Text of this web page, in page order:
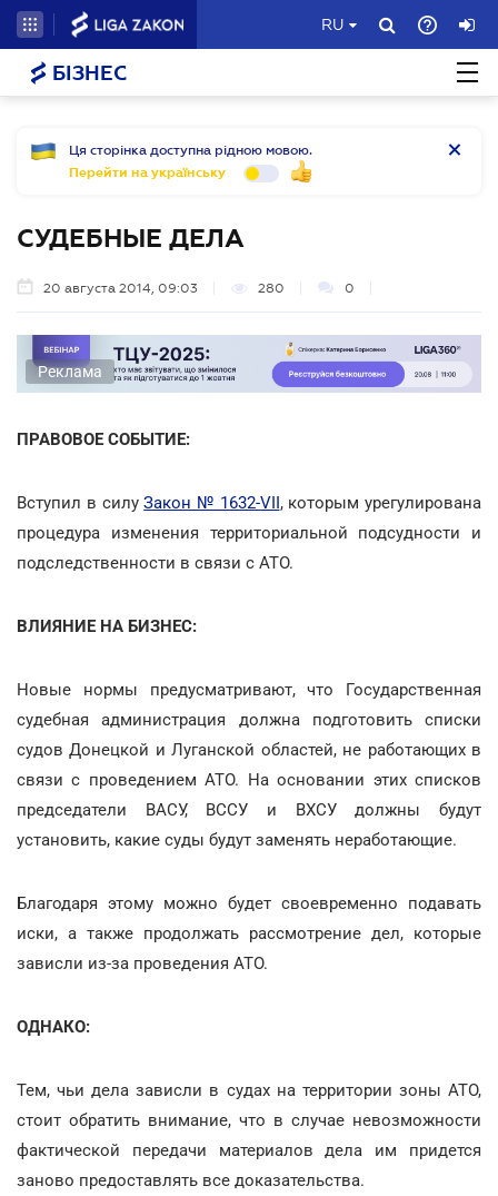
RU
БІЗНЕС
Ця сторінка доступна рідною мовою.
Перейти на українську
СУДЕБНЫЕ ДЕЛА
20 августа 2014, 09:03 280 0
Реклама
ПРАВОВОЕ СОБЫТИЕ:
Вступил в силуЗакон № 1632-VII, которым урегулирована
процедура изменения территориальной подсудности и
подследственности в связи с АТО.
ВЛИЯНИЕ НА БИЗНЕС:
Новые нормы предусматривают, что Государственная
судебная администрация должна подготовить списки
судов Донецкой и Луганской областей, не работающих в
связи с проведением АТО. На основании этих списков
председатели ВАСУ, ВССУ и ВХСУ должны будут
установить, какие суды будут заменять неработающие.
Благодаря этому можно будет своевременно подавать
иски, а также продолжать рассмотрение дел, которые
зависли из-за проведения АТО.
ОДНАКО:
Тем, чьи дела зависли в судах на территории зоны АТО,
стоит обратить внимание, что в случае невозможности
фактической передачи материалов дела им придется
заново предоставлять все доказательства.